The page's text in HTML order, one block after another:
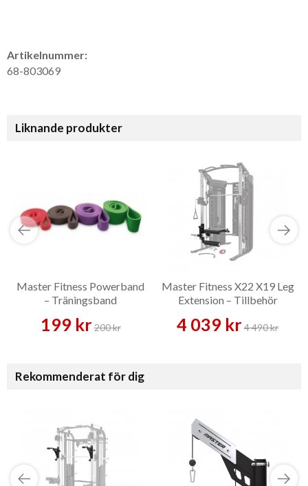
Artikelnummer:
68-803069
Liknande produkter
Master Fitness Powerband
– Träningsband
199 kr200 kr
Master Fitness X22 X19 Leg
Extension – Tillbehör
4 039 kr4 490 kr
Rekommenderat för dig